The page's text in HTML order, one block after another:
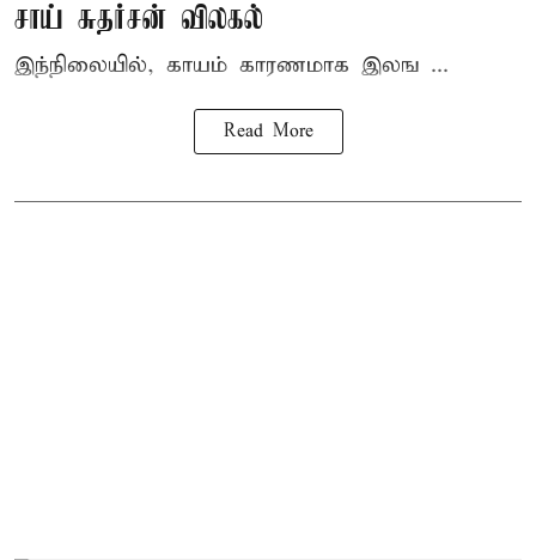
சாய் சுதர்சன் விலகல்
இந்நிலையில், காயம் காரணமாக இலங ...
Read More